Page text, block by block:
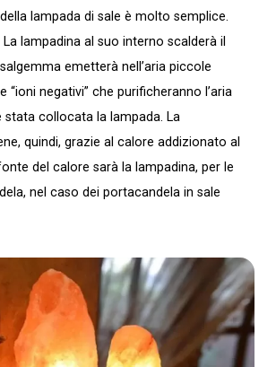
lampada di sale è molto semplice.
lampadina al suo interno scalderà il
emetterà nell’aria piccole
“ioni negativi” che purificheranno l’aria
stata collocata la lampada. La
quindi, grazie al calore addizionato al
del calore sarà la lampadina, per le
nel caso dei portacandela in sale